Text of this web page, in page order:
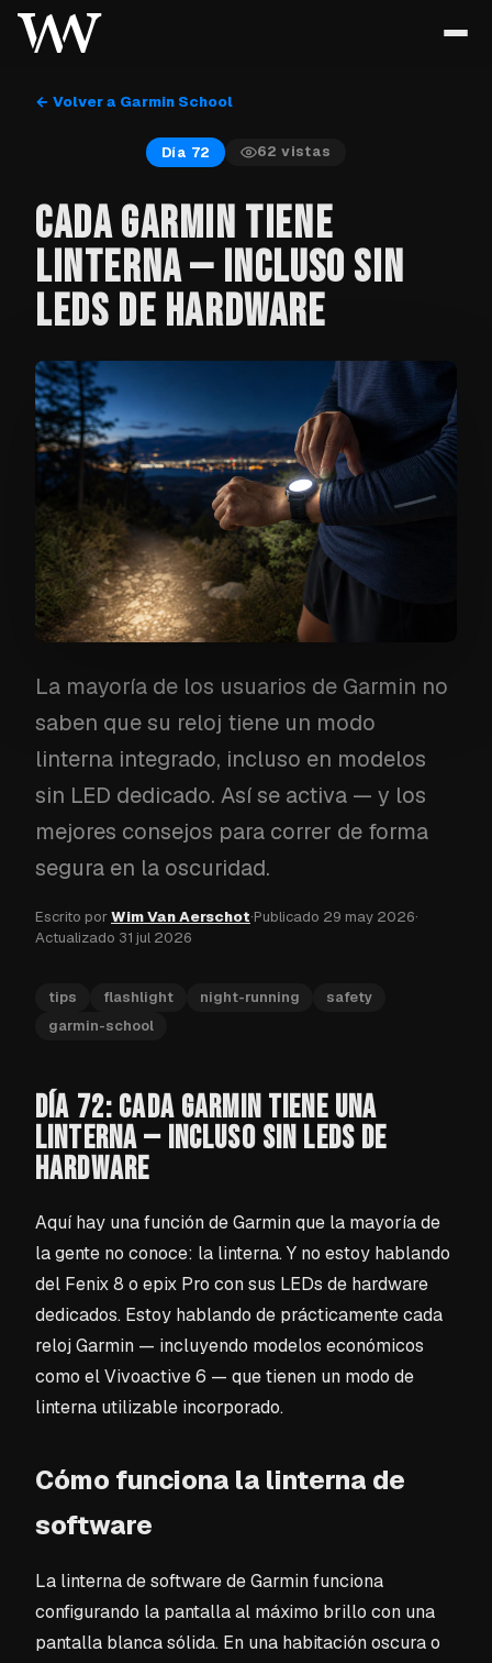
← Volver a Garmin School
Día 72 62 vistas
CADA GARMIN TIENE
LINTERNA — INCLUSO SIN
LEDS DE HARDWARE
La mayoría de los usuarios de Garmin no
saben que su reloj tiene un modo
linterna integrado, incluso en modelos
sin LED dedicado. Así se activa — y los
mejores consejos para correr de forma
segura en la oscuridad.
Escrito porWim Van Aerschot·Publicado 29 may 2026·
Actualizado 31 jul 2026
tips flashlight night-running
safety
garmin-school
DÍA 72: CADA GARMIN TIENE UNA
LINTERNA — INCLUSO SIN LEDS DE
HARDWARE
Aquí hay una función de Garmin que la mayoría de
la gente no conoce: la linterna. Y no estoy hablando
del Fenix 8 o epix Pro con sus LEDs de hardware
dedicados. Estoy hablando de prácticamente cada
reloj Garmin — incluyendo modelos económicos
como el Vivoactive 6 — que tienen un modo de
linterna utilizable incorporado.
Cómo funciona la linterna de
software
La linterna de software de Garmin funciona
configurando la pantalla al máximo brillo con una
pantalla blanca sólida. En una habitación oscura o